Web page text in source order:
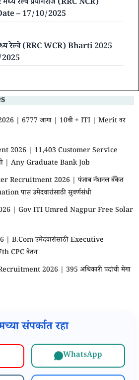
मध्य रेल्वे प्रयागराज (RRC NCR)
– 17/10/2025
रेल्वे (RRC WCR) Bharti 2025
| 6777 जागा | 10वी + ITI | Merit वर
2026 | 11,403 Customer Service
| Any Graduate Bank Job
Recruitment 2026 | पंजाब नॅशनल बँकेत
पास उमेदवारांसाठी सुवर्णसंधी
2026 | Gov ITI Umred Nagpur Free Solar
B.Com उमेदवारांसाठी Executive
CPC वेतन
2026 | 395 अधिकारी पदांची मेगा
संपर्कात रहा
WhatsApp